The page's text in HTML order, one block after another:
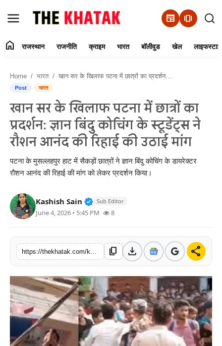
newspaper amp_stories
Contact Us
राजस्थान
राजनीति
क्राइम
बॉलीवुड
खेल
लाइफस्टाइल
अंतर्राष्ट्रीय
home राजस्थान राजनीति क्राइम भारत बॉलीवुड खेल
Home भारत खान सर के खिलाफ पटना में छात्रों का प्रदर्शन: ज्ञान बिंदु कोचिंग के स्टूडेंट्स ने रौशन आनंद की रिहाई की उठाई मांग
Post भारत
खान सर के खिलाफ पटना में छात्रों का
प्रदर्शन: ज्ञान बिंदु कोचिंग के स्टूडेंट्स ने
रौशन आनंद की रिहाई की उठाई मांग
पटना के मुसल्लहपुर हाट में सैकड़ों छात्रों ने ज्ञान बिंदु कोचिंग के डायरेक्टर
रौशन आनंद की रिहाई की मांग को लेकर प्रदर्शन किया।
Kashish Sain Verified Public Figure • 11 Jun,
Sub Editor
June 4, 2026 • 5:45 PM 8
content_copy download share